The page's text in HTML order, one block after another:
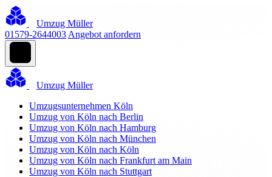
Umzug Müller
01579-2644003 Angebot anfordern
Umzug Müller
Umzugsunternehmen Köln
Umzug von Köln nach Berlin
Umzug von Köln nach Hamburg
Umzug von Köln nach München
Umzug von Köln nach Köln
Umzug von Köln nach Frankfurt am Main
Umzug von Köln nach Stuttgart